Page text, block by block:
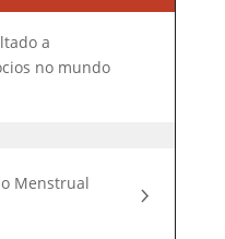
Trabalho
a
no mundo
Menstrual